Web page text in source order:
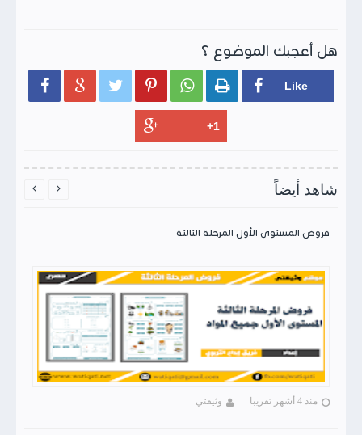
هل أعجبك الموضوع ؟
     
شاهد أيضاً
فروض المستوى الأول المرحلة الثالثة
منذ 4 أشهر تقريبا وثيقتي
 